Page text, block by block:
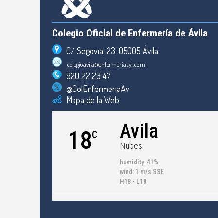
Colegio Oficial de Enfermería de Ávila
C/ Segovia, 23, 05005 Ávila
colegioavila@enfermeriacyl.com
920 22 23 47
@ColEnfermeriaAv
Mapa de la Web
18C Avila
Nubes
humidity: 41%
wind: 1 m/s SSE
H18 • L18